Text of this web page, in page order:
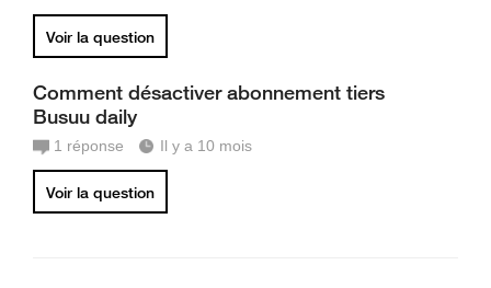
Voir la question
Comment désactiver abonnement tiers
Busuu daily
1 réponse Il y a 10 mois
Voir la question